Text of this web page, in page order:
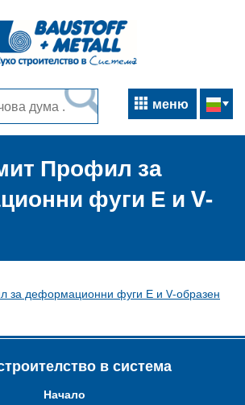
меню
Профил за
фуги Е и V-
за деформационни фуги Е и V-образен
в система
Начало